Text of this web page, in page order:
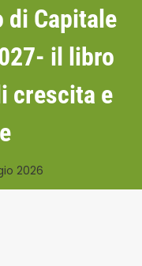
Capitale
il libro
crescita e
2026